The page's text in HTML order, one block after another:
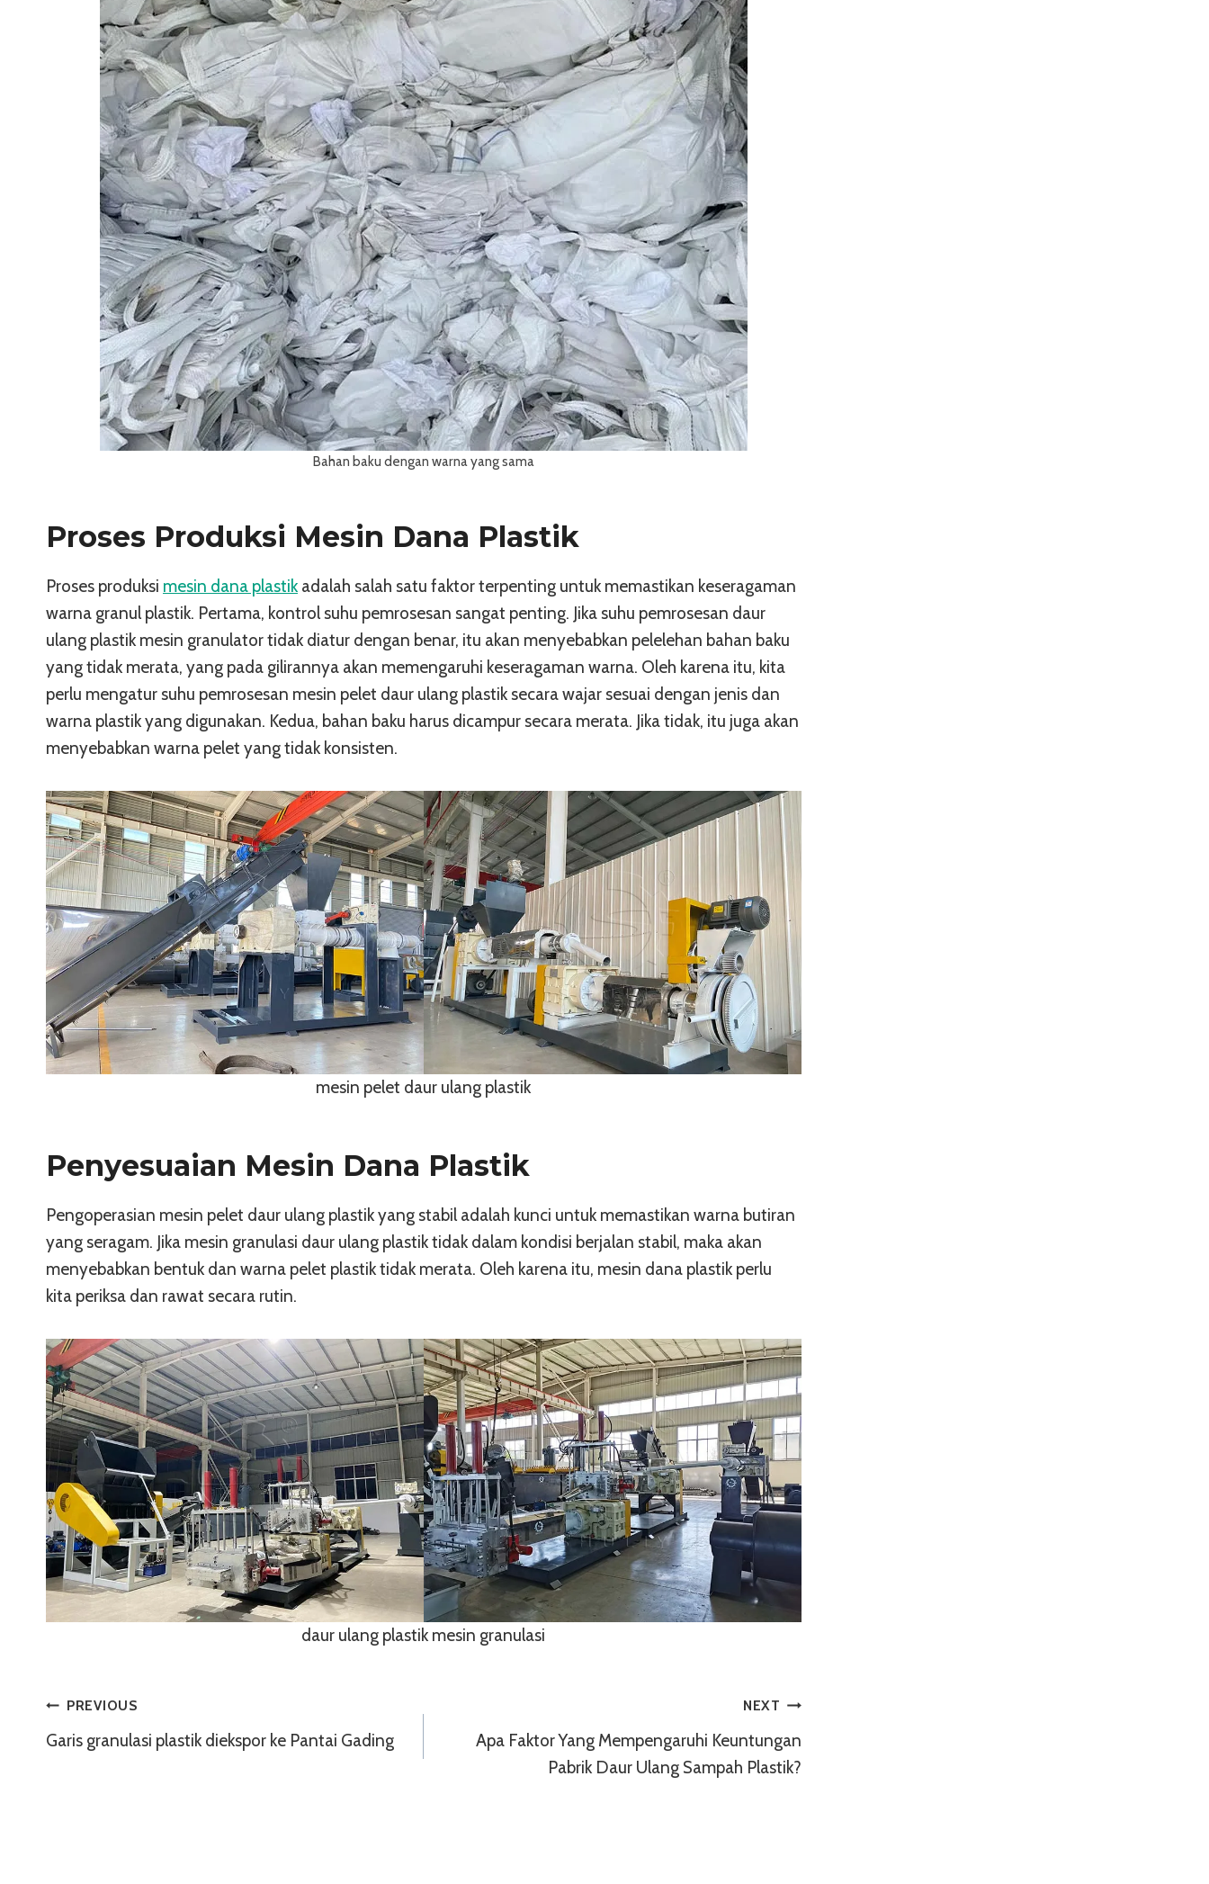
Bahan baku dengan warna yang sama
Proses Produksi Mesin Dana Plastik
Proses produksi mesin dana plastik adalah salah satu faktor terpenting untuk memastikan keseragaman
warna granul plastik. Pertama, kontrol suhu pemrosesan sangat penting. Jika suhu pemrosesan daur
ulang plastik mesin granulator tidak diatur dengan benar, itu akan menyebabkan pelelehan bahan baku
yang tidak merata, yang pada gilirannya akan memengaruhi keseragaman warna. Oleh karena itu, kita
perlu mengatur suhu pemrosesan mesin pelet daur ulang plastik secara wajar sesuai dengan jenis dan
warna plastik yang digunakan. Kedua, bahan baku harus dicampur secara merata. Jika tidak, itu juga akan
menyebabkan warna pelet yang tidak konsisten.
mesin pelet daur ulang plastik
Penyesuaian Mesin Dana Plastik
Pengoperasian mesin pelet daur ulang plastik yang stabil adalah kunci untuk memastikan warna butiran
yang seragam. Jika mesin granulasi daur ulang plastik tidak dalam kondisi berjalan stabil, maka akan
menyebabkan bentuk dan warna pelet plastik tidak merata. Oleh karena itu, mesin dana plastik perlu
kita periksa dan rawat secara rutin.
daur ulang plastik mesin granulasi
Navigasi
Pos
PREVIOUS
Garis granulasi plastik diekspor ke Pantai Gading
NEXT
Apa Faktor Yang Mempengaruhi Keuntungan
Pabrik Daur Ulang Sampah Plastik?